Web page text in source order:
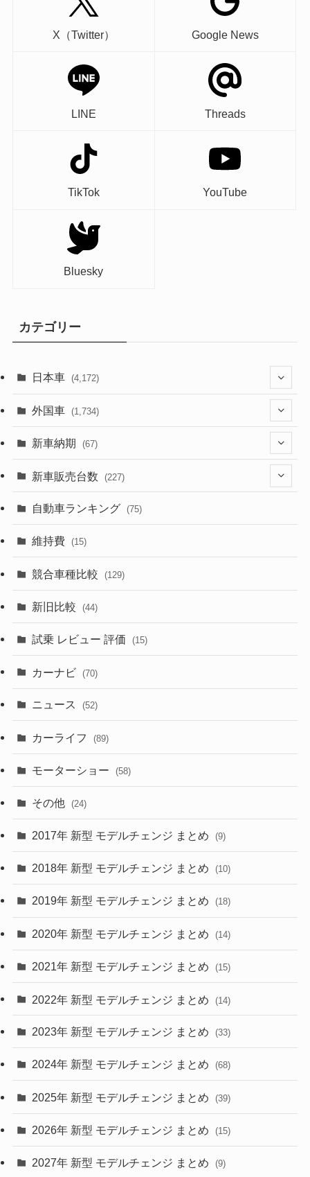
X（Twitter） Google News
LINE Threads
TikTok YouTube
Bluesky
カテゴリー
日本車 (4,172)
(1,321)
(329)
(357)
(328)
(253)
外国車 (1,734)
(242)
(85)
(84)
(50)
(43)
(6)
(9)
(30)
(27)
(58)
(28)
(27)
(26)
(10)
(35)
(10)
(9)
(22)
(4)
(9)
(4)
新車納期 (67)
(28)
(8)
(3)
(3)
(1)
新車販売台数 (227)
(21)
(5)
(7)
自動車ランキング (75)
維持費 (15)
競合車種比較 (129)
新旧比較 (44)
試乗 レビュー 評価 (15)
カーナビ (70)
ニュース (52)
カーライフ (89)
モーターショー (58)
その他 (24)
2017年 新型 モデルチェンジ まとめ (9)
2018年 新型 モデルチェンジ まとめ (10)
2019年 新型 モデルチェンジ まとめ (18)
2020年 新型 モデルチェンジ まとめ (14)
2021年 新型 モデルチェンジ まとめ (15)
2022年 新型 モデルチェンジ まとめ (14)
2023年 新型 モデルチェンジ まとめ (33)
2024年 新型 モデルチェンジ まとめ (68)
2025年 新型 モデルチェンジ まとめ (39)
2026年 新型 モデルチェンジ まとめ (15)
2027年 新型 モデルチェンジ まとめ (9)